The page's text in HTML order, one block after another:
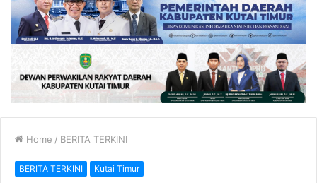
Home / BERITA TERKINI
BERITA TERKINI Kutai Timur